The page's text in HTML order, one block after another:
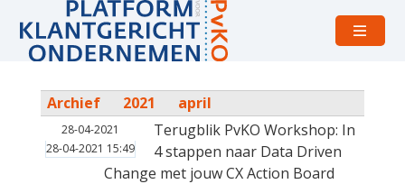
Open
Archief 2021 april
28-04-2021
28-04-2021 15:49
Terugblik PvKO Workshop: In
4 stappen naar Data Driven
Change met jouw CX Action Board